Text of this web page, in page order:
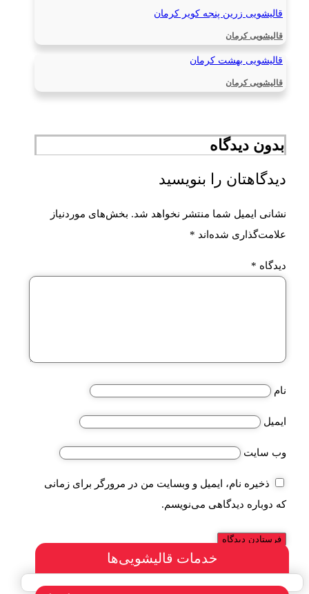
قالیشویی زرین پنجه کویر کرمان
قالیشویی کرمان
قالیشویی بهشت کرمان
قالیشویی کرمان
بدون دیدگاه
دیدگاهتان را بنویسید
نشانی ایمیل شما منتشر نخواهد شد. بخش‌های موردنیاز
علامت‌گذاری شده‌اند *
دیدگاه *
نام
ایمیل
وب‌ سایت
ذخیره نام، ایمیل و وبسایت من در مرورگر برای زمانی
که دوباره دیدگاهی می‌نویسم.
خدمات قالیشویی‌ها